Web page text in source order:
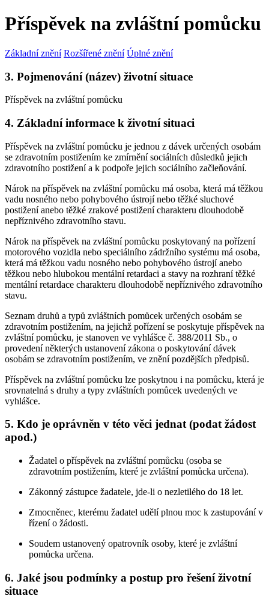
Příspěvek na zvláštní pomůcku
Základní znění Rozšířené znění Úplné znění
3. Pojmenování (název) životní situace
Příspěvek na zvláštní pomůcku
4. Základní informace k životní situaci
Příspěvek na zvláštní pomůcku je jednou z dávek určených osobám
se zdravotním postižením ke zmírnění sociálních důsledků jejich
zdravotního postižení a k podpoře jejich sociálního začleňování.
Nárok na příspěvek na zvláštní pomůcku má osoba, která má těžkou
vadu nosného nebo pohybového ústrojí nebo těžké sluchové
postižení anebo těžké zrakové postižení charakteru dlouhodobě
nepříznivého zdravotního stavu.
Nárok na příspěvek na zvláštní pomůcku poskytovaný na pořízení
motorového vozidla nebo speciálního zádržního systému má osoba,
která má těžkou vadu nosného nebo pohybového ústrojí anebo
těžkou nebo hlubokou mentální retardaci a stavy na rozhraní těžké
mentální retardace charakteru dlouhodobě nepříznivého zdravotního
stavu.
Seznam druhů a typů zvláštních pomůcek určených osobám se
zdravotním postižením, na jejichž pořízení se poskytuje příspěvek na
zvláštní pomůcku, je stanoven ve vyhlášce č. 388/2011 Sb., o
provedení některých ustanovení zákona o poskytování dávek
osobám se zdravotním postižením, ve znění pozdějších předpisů.
Příspěvek na zvláštní pomůcku lze poskytnou i na pomůcku, která je
srovnatelná s druhy a typy zvláštních pomůcek uvedených ve
vyhlášce.
5. Kdo je oprávněn v této věci jednat (podat žádost
apod.)
Žadatel o příspěvek na zvláštní pomůcku (osoba se
zdravotním postižením, které je zvláštní pomůcka určena).
Zákonný zástupce žadatele, jde-li o nezletilého do 18 let.
Zmocněnec, kterému žadatel udělí plnou moc k zastupování v
řízení o žádosti.
Soudem ustanovený opatrovník osoby, které je zvláštní
pomůcka určena.
6. Jaké jsou podmínky a postup pro řešení životní
situace